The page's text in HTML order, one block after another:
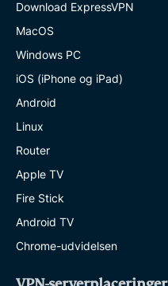
Download ExpressVPN
MacOS
Windows PC
iOS (iPhone og iPad)
Android
Linux
Router
Apple TV
Fire Stick
Android TV
Chrome-udvidelsen